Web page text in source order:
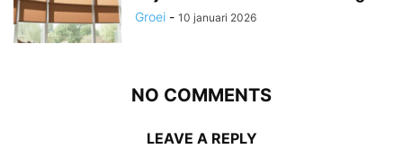
Groei - 10 januari 2026
NO COMMENTS
LEAVE A REPLY